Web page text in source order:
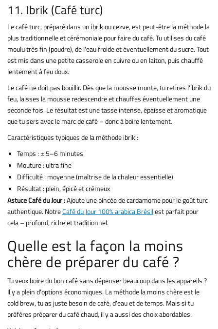
11. Ibrik (Café turc)
Le café turc, préparé dans un ibrik ou cezve, est peut-être la méthode la
plus traditionnelle et cérémoniale pour faire du café. Tu utilises du café
moulu très fin (poudre), de l'eau froide et éventuellement du sucre. Tout
est mis dans une petite casserole en cuivre ou en laiton, puis chauffé
lentement à feu doux.
Le café ne doit pas bouillir. Dès que la mousse monte, tu retires l'ibrik du
feu, laisses la mousse redescendre et chauffes éventuellement une
seconde fois. Le résultat est une tasse intense, épaisse et aromatique
que tu sers avec le marc de café – donc à boire lentement.
Caractéristiques typiques de la méthode ibrik :
Temps : ± 5–6 minutes
Mouture : ultra fine
Difficulté : moyenne (maîtrise de la chaleur essentielle)
Résultat : plein, épicé et crémeux
Astuce Café du Jour :Ajoute une pincée de cardamome pour le goût turc
authentique. NotreCafé du Jour 100% arabica Brésilest parfait pour
cela – profond, riche et traditionnel.
Quelle est la façon la moins
chère de préparer du café ?
Tu veux boire du bon café sans dépenser beaucoup dans les appareils ?
Il y a plein d'options économiques. La méthode la moins chère est le
cold brew, tu as juste besoin de café, d'eau et de temps. Mais si tu
préfères préparer du café chaud, il y a aussi des choix abordables.